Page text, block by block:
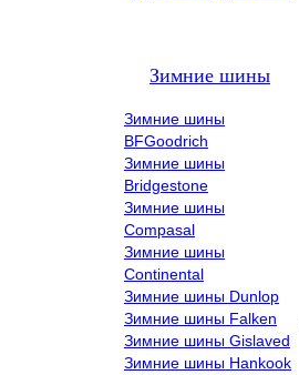
Зимние шины
Зимние шины
BFGoodrich
Зимние шины
Bridgestone
Зимние шины
Compasal
Зимние шины
Continental
Зимние шины Dunlop
Зимние шины Falken
Зимние шины Gislaved
Зимние шины Hankook